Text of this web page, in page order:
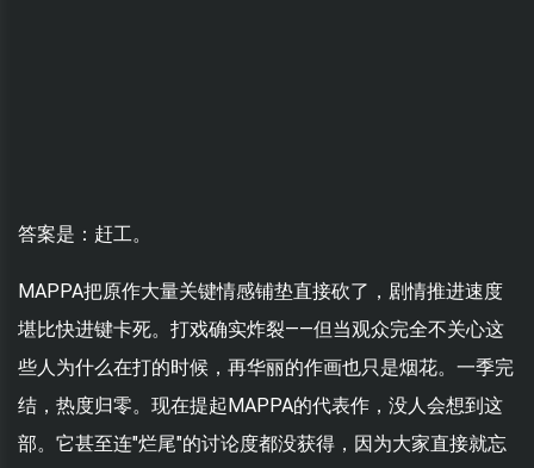
答案是：赶工。
MAPPA把原作大量关键情感铺垫直接砍了，剧情推进速度
堪比快进键卡死。打戏确实炸裂——但当观众完全不关心这
些人为什么在打的时候，再华丽的作画也只是烟花。一季完
结，热度归零。现在提起MAPPA的代表作，没人会想到这
部。它甚至连"烂尾"的讨论度都没获得，因为大家直接就忘